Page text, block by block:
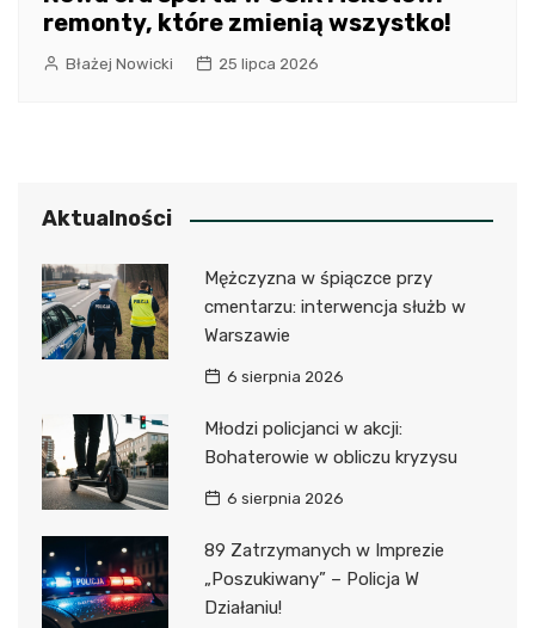
remonty, które zmienią wszystko!
Błażej Nowicki 25 lipca 2026
Aktualności
Mężczyzna w śpiączce przy
cmentarzu: interwencja służb w
Warszawie
6 sierpnia 2026
Młodzi policjanci w akcji:
Bohaterowie w obliczu kryzysu
6 sierpnia 2026
89 Zatrzymanych w Imprezie
„Poszukiwany” – Policja W
Działaniu!